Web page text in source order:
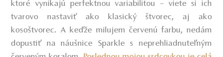
ktoré vynikajú perfektnou variabilitou – viete si ich
tvarovo nastaviť ako klasický štvorec, aj ako
kosoštvorec. A keďže milujem červenú farbu, nedám
dopustiť na náušnice Sparkle s neprehliadnuteľným